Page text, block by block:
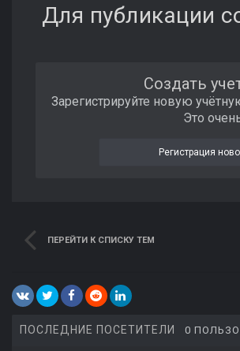
Для публикации
Создать
Зарегистрируйте новую
Это
Регистрация
ПЕРЕЙТИ К СПИСКУ ТЕМ
ПОСЛЕДНИЕ ПОСЕТИТЕЛИ 0